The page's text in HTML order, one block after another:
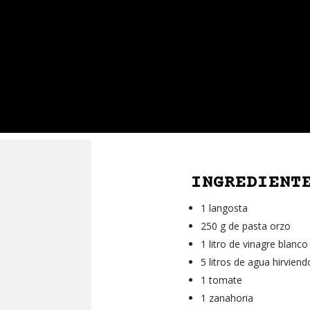
1 langosta
250 g de pasta orzo
1 litro de vinagre blanco
5 litros de agua
1 tomate
1 zanahoria